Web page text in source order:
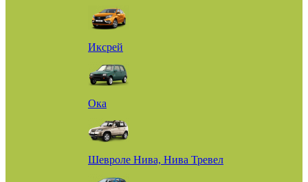
Иксрей
Ока
Шевроле Нива, Нива Тревел